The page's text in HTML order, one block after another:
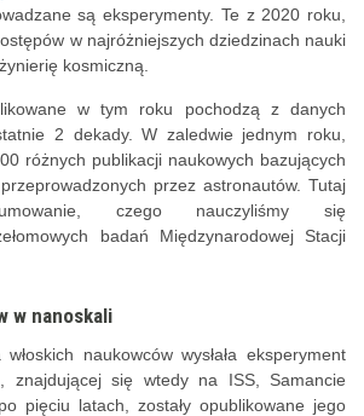
są eksperymenty. Te z 2020 roku,
w najróżniejszych dziedzinach nauki
kosmiczną.
w tym roku pochodzą z danych
2 dekady. W zaledwie jednym roku,
różnych publikacji naukowych bazujących
przez astronautów. Tutaj
czego nauczyliśmy się
badań Międzynarodowej Stacji
w nanoskali
naukowców wysłała eksperyment
znajdującej się wtedy na ISS, Samancie
pięciu latach, zostały opublikowane jego